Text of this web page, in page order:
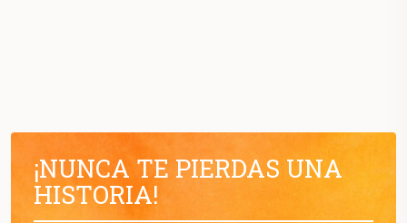
¡NUNCA TE PIERDAS UNA
HISTORIA!